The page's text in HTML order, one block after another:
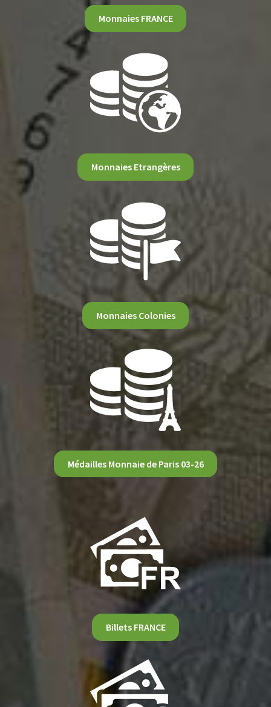
Monnaies FRANCE
Monnaies Etrangères
Monnaies Colonies
Médailles Monnaie de Paris 03-26
Billets FRANCE